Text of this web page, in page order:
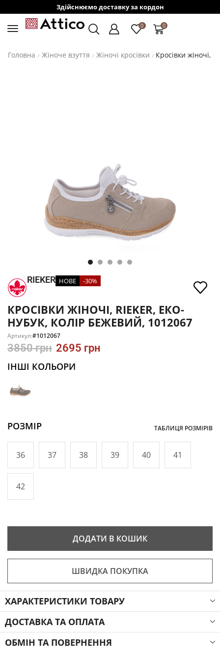
Здійснюємо доставку за кордон
0 0
Головна / Жіноче взуття / Жіночі кросівки / Кросівки жіночі,
RIEKER НОВЕ -30%
КРОСІВКИ ЖІНОЧІ, RIEKER, ЕКО-
НУБУК, КОЛІР БЕЖЕВИЙ, 1012067
Артикул:#1012067
3850грн 2695 грн
ІНШІ КОЛЬОРИ
РОЗМІР ТАБЛИЦЯ РОЗМІРІВ
36 37 38 39 40 41
42
ДОДАТИ В КОШИК
ШВИДКА ПОКУПКА
ХАРАКТЕРИСТИКИ ТОВАРУ
ДОСТАВКА ТА ОПЛАТА
ОБМІН ТА ПОВЕРНЕННЯ